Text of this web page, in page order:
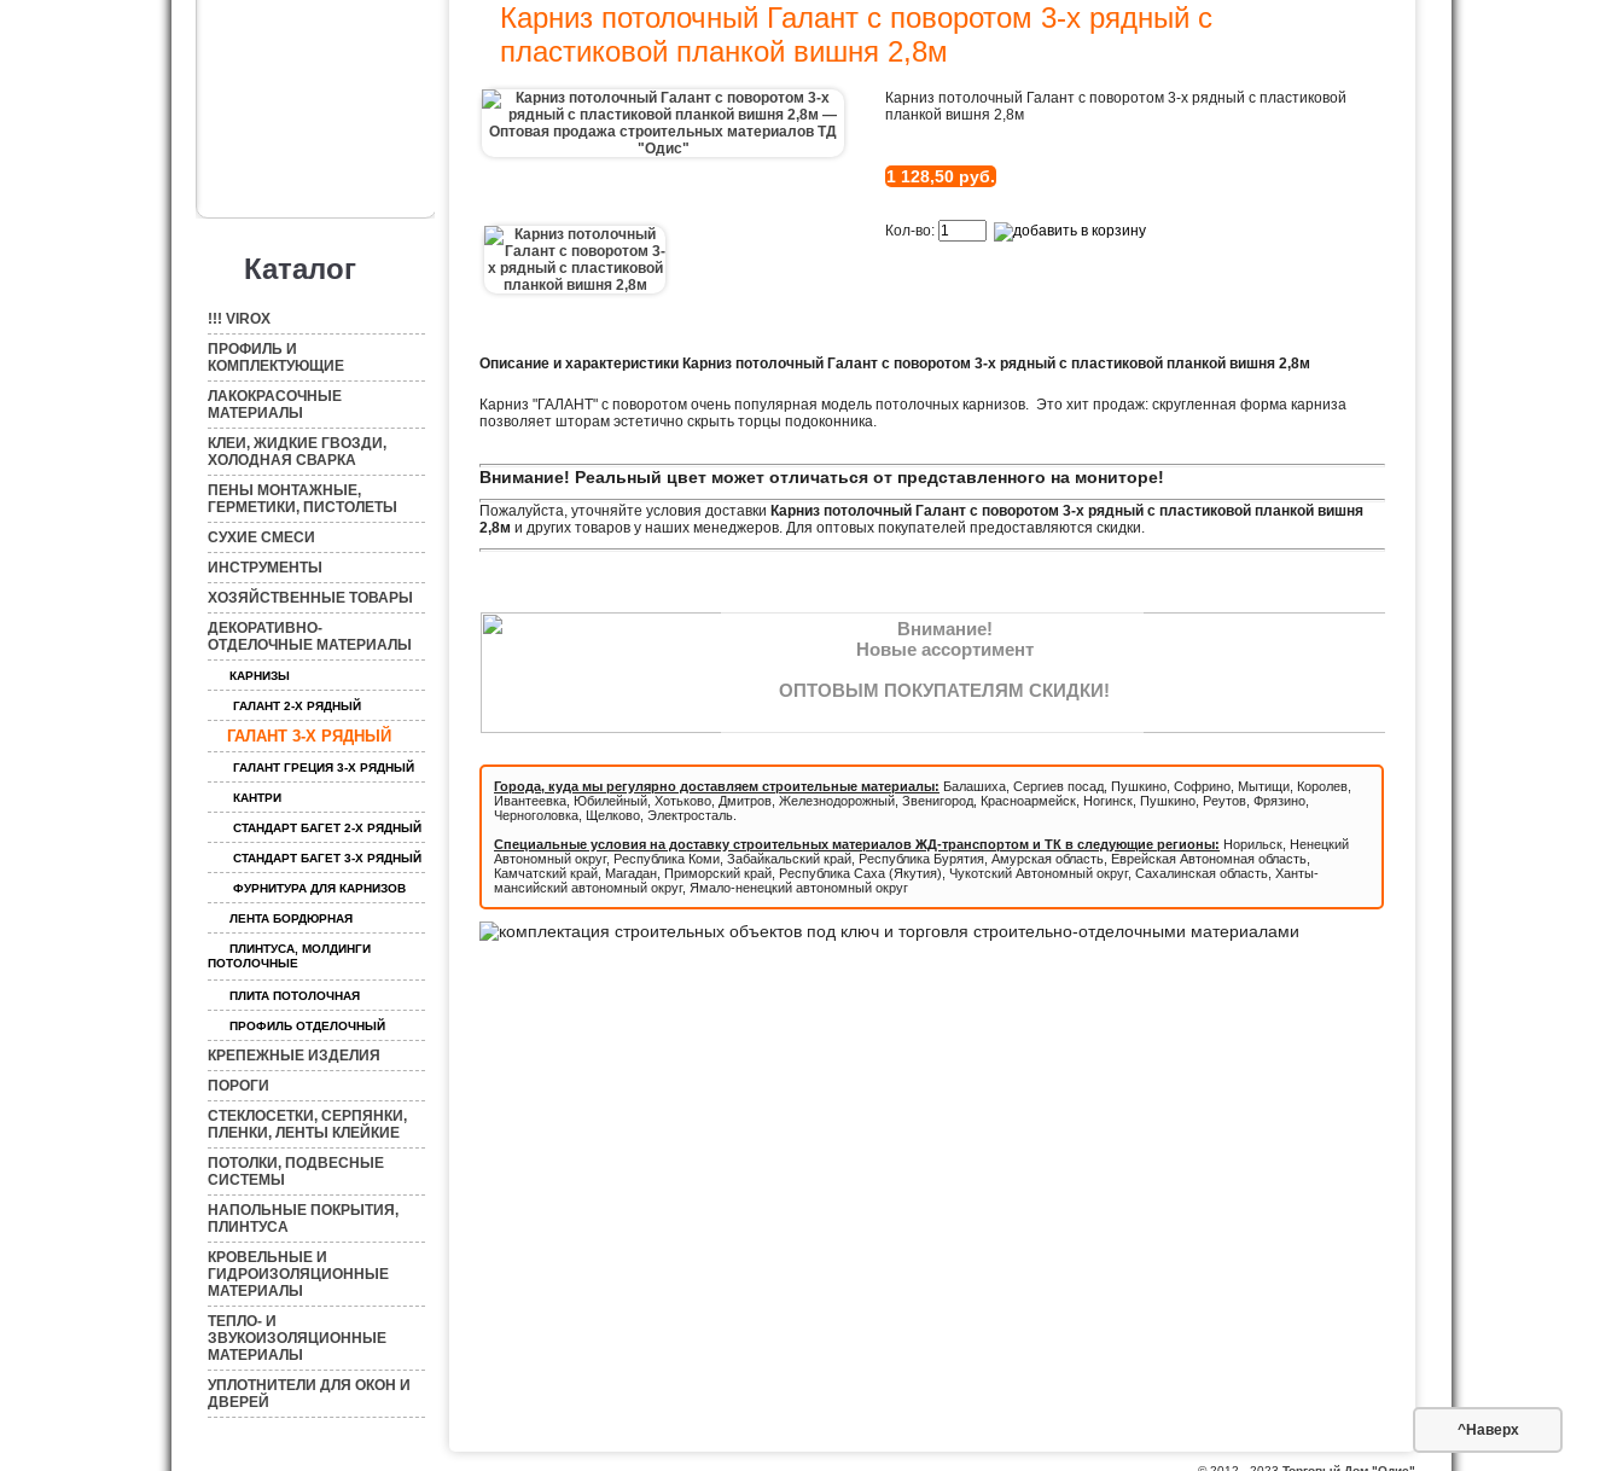
Каталог
!!! VIROX
ПРОФИЛЬ И
КОМПЛЕКТУЮЩИЕ
ЛАКОКРАСОЧНЫЕ
МАТЕРИАЛЫ
КЛЕИ, ЖИДКИЕ ГВОЗДИ,
ХОЛОДНАЯ СВАРКА
ПЕНЫ МОНТАЖНЫЕ,
ГЕРМЕТИКИ, ПИСТОЛЕТЫ
СУХИЕ СМЕСИ
ИНСТРУМЕНТЫ
ХОЗЯЙСТВЕННЫЕ ТОВАРЫ
ДЕКОРАТИВНО-
ОТДЕЛОЧНЫЕ МАТЕРИАЛЫ
КАРНИЗЫ
ГАЛАНТ 2-Х РЯДНЫЙ
ГАЛАНТ 3-Х РЯДНЫЙ
ГАЛАНТ ГРЕЦИЯ 3-Х РЯДНЫЙ
КАНТРИ
СТАНДАРТ БАГЕТ 2-Х РЯДНЫЙ
СТАНДАРТ БАГЕТ 3-Х РЯДНЫЙ
ФУРНИТУРА ДЛЯ КАРНИЗОВ
ЛЕНТА БОРДЮРНАЯ
ПЛИНТУСА, МОЛДИНГИ
ПОТОЛОЧНЫЕ
ПЛИТА ПОТОЛОЧНАЯ
ПРОФИЛЬ ОТДЕЛОЧНЫЙ
КРЕПЕЖНЫЕ ИЗДЕЛИЯ
ПОРОГИ
СТЕКЛОСЕТКИ, СЕРПЯНКИ,
ПЛЕНКИ, ЛЕНТЫ КЛЕЙКИЕ
ПОТОЛКИ, ПОДВЕСНЫЕ
СИСТЕМЫ
НАПОЛЬНЫЕ ПОКРЫТИЯ,
ПЛИНТУСА
КРОВЕЛЬНЫЕ И
ГИДРОИЗОЛЯЦИОННЫЕ
МАТЕРИАЛЫ
ТЕПЛО- И
ЗВУКОИЗОЛЯЦИОННЫЕ
МАТЕРИАЛЫ
УПЛОТНИТЕЛИ ДЛЯ ОКОН И
ДВЕРЕЙ
Карниз потолочный Галант с поворотом 3-х рядный с
пластиковой планкой вишня 2,8м
Карниз потолочный Галант с поворотом 3-х рядный с пластиковой
планкой вишня 2,8м
1 128,50 руб.
Кол-во:
Описание и характеристики Карниз потолочный Галант с поворотом 3-х рядный с пластиковой планкой вишня 2,8м
Карниз "ГАЛАНТ" с поворотом очень популярная модель потолочных карнизов. Это хит продаж: скругленная форма карниза
позволяет шторам эстетично скрыть торцы подоконника.
Внимание! Реальный цвет может отличаться от представленного на мониторе!
Пожалуйста, уточняйте условия доставки Карниз потолочный Галант с поворотом 3-х рядный с пластиковой планкой вишня
2,8м и других товаров у наших менеджеров. Для оптовых покупателей предоставляются скидки.
Внимание!
Новые ассортимент
ОПТОВЫМ ПОКУПАТЕЛЯМ СКИДКИ!
Города, куда мы регулярно доставляем строительные материалы: Балашиха, Сергиев посад, Пушкино, Софрино, Мытищи, Королев,
Ивантеевка, Юбилейный, Хотьково, Дмитров, Железнодорожный, Звенигород, Красноармейск, Ногинск, Пушкино, Реутов, Фрязино,
Черноголовка, Щелково, Электросталь.
Специальные условия на доставку строительных материалов ЖД-транспортом и ТК в следующие регионы: Норильск, Ненецкий
Автономный округ, Республика Коми, Забайкальский край, Республика Бурятия, Амурская область, Еврейская Автономная область,
Камчатский край, Магадан, Приморский край, Республика Саха (Якутия), Чукотский Автономный округ, Сахалинская область, Ханты-
мансийский автономный округ, Ямало-ненецкий автономный округ
^Наверх